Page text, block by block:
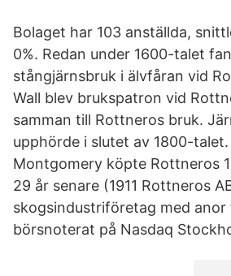
Bolaget har 103 anställda,
0%. Redan under 1600-talet
stångjärnsbruk i älvfåran vid
Wall blev brukspatron vid
samman till Rottneros bruk.
upphörde i slutet av 1800-
Montgomery köpte Rottneros
29 år senare (1911 Rottneros
skogsindustriföretag med
börsnoterat på Nasdaq